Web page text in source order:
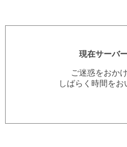
現在サーバ
ご迷惑をおか
しばらく時間を